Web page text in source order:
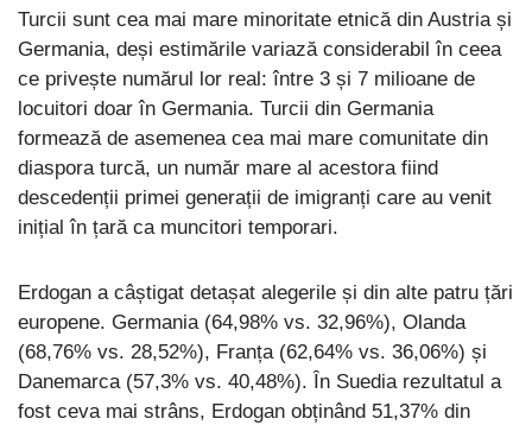
Turcii sunt cea mai mare minoritate etnică din Austria și
Germania, deși estimările variază considerabil în ceea
ce privește numărul lor real: între 3 și 7 milioane de
locuitori doar în Germania. Turcii din Germania
formează de asemenea cea mai mare comunitate din
diaspora turcă, un număr mare al acestora fiind
descedenții primei generații de imigranți care au venit
inițial în țară ca muncitori temporari.
Erdogan a câștigat detașat alegerile și din alte patru țări
europene. Germania (64,98% vs. 32,96%), Olanda
(68,76% vs. 28,52%), Franța (62,64% vs. 36,06%) și
Danemarca (57,3% vs. 40,48%). În Suedia rezultatul a
fost ceva mai strâns, Erdogan obținând 51,37% din